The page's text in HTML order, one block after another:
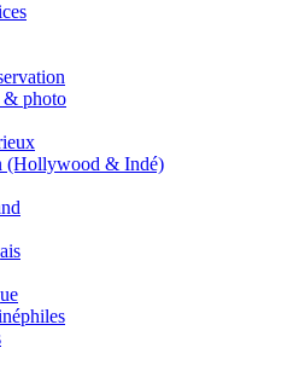
& photo
(Hollywood & Indé)